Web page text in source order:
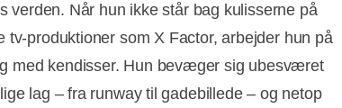
verden. Når hun ikke står bag kulisserne på
tv-produktioner som X Factor, arbejder hun på
med kendisser. Hun bevæger sig ubesværet
lag – fra runway til gadebillede – og netop